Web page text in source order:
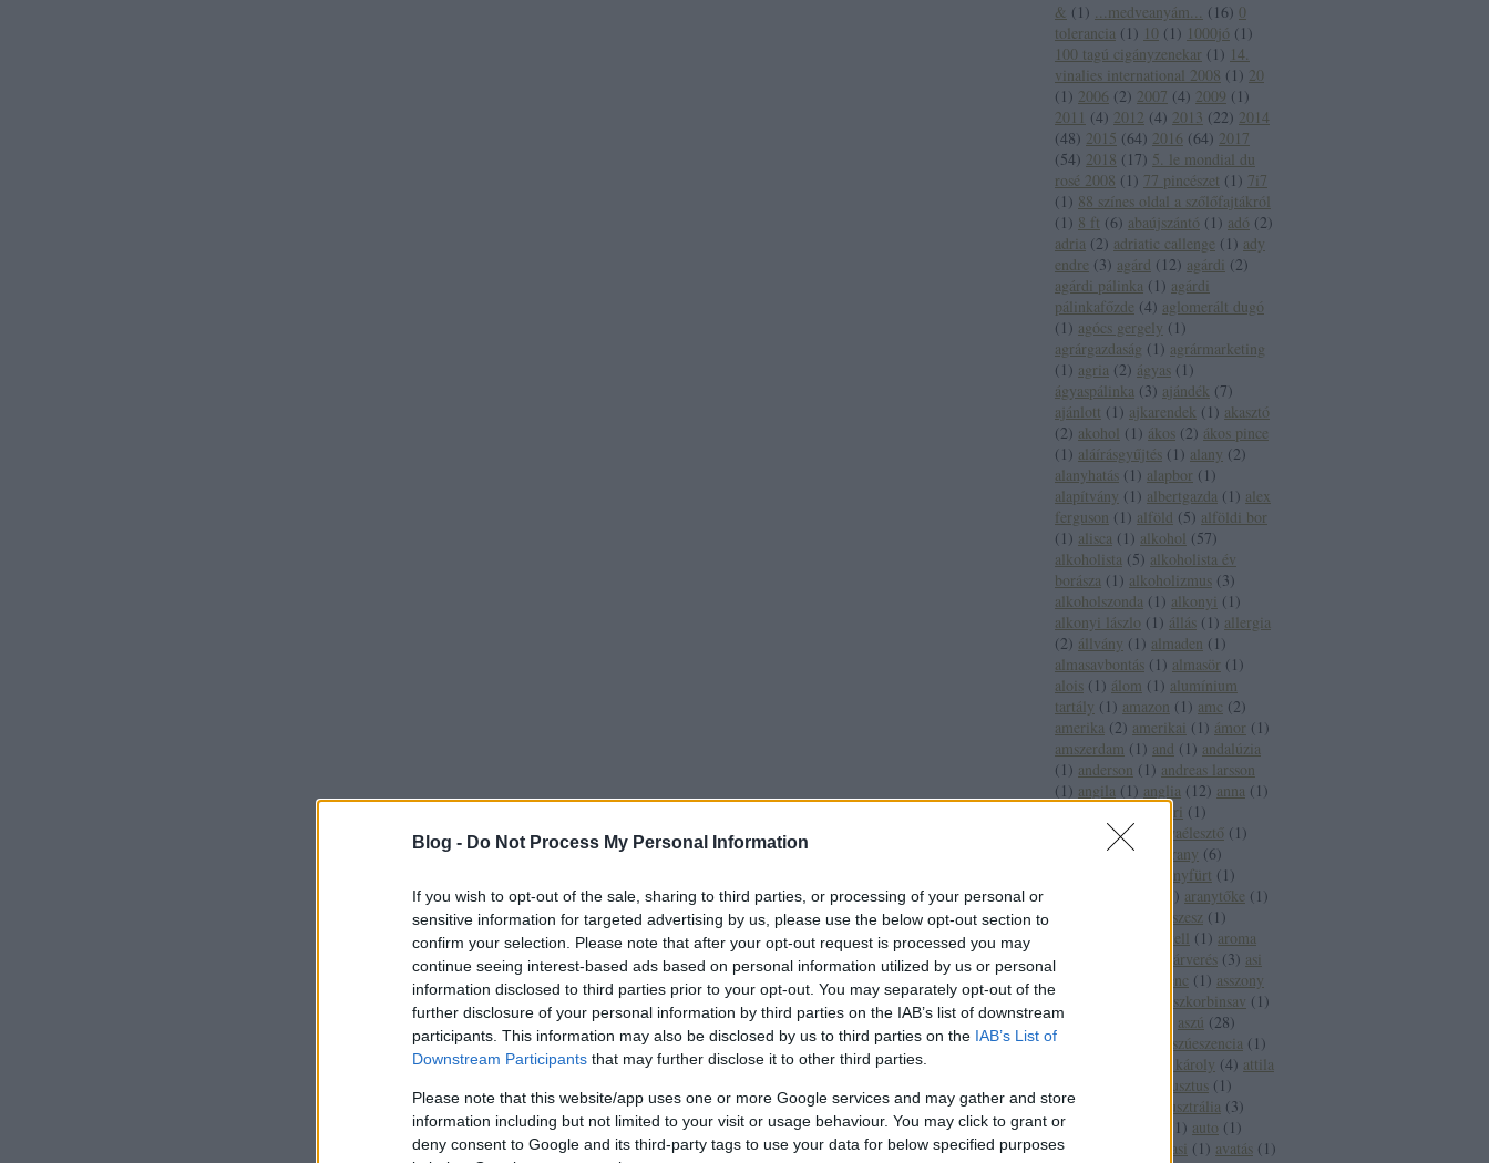
Blog - Do Not Process My Personal Information
If you wish to opt-out of the sale, sharing to third parties, or processing of your personal or
sensitive information for targeted advertising by us, please use the below opt-out section to
confirm your selection. Please note that after your opt-out request is processed you may
continue seeing interest-based ads based on personal information utilized by us or personal
information disclosed to third parties prior to your opt-out. You may separately opt-out of the
further disclosure of your personal information by third parties on the IAB’s list of downstream
participants. This information may also be disclosed by us to third parties on the IAB’s List of
Downstream Participants that may further disclose it to other third parties.
Please note that this website/app uses one or more Google services and may gather and store
information including but not limited to your visit or usage behaviour. You may click to grant or
deny consent to Google and its third-party tags to use your data for below specified purposes
& ( 1 ) ...medveanyám... ( 16) 0
tolerancia ( 1 ) 10 ( 1 ) 1000jó ( 1 )
100 tagú cigányzenekar ( 1 ) 14.
vinalies international 2008 ( 1 ) 20
( 1 ) 2006 (2) 2007 (4) 2009 ( 1 )
2011 (4) 2012 (4) 2013 (22) 2014
(48) 2015 (64) 2016 (64) 2017
(54) 2018 ( 17) 5. le mondial du
rosé 2008 ( 1 ) 77 pincészet ( 1 ) 7i7
( 1 ) 88 színes oldal a szőlőfajtákról
( 1 ) 8 ft (6) abaújszántó ( 1 ) adó (2)
adria (2) adriatic callenge ( 1 ) ady
endre (3) agárd ( 12) agárdi (2)
agárdi pálinka ( 1 ) agárdi
pálinkafőzde (4) aglomerált dugó
( 1 ) agócs gergely ( 1 )
agrárgazdaság ( 1 ) agrármarketing
( 1 ) agria (2) ágyas ( 1 )
ágyaspálinka (3) ajándék (7)
ajánlott ( 1 ) ajkarendek ( 1 ) akasztó
(2) akohol ( 1 ) ákos (2) ákos pince
( 1 ) aláírásgyűjtés ( 1 ) alany (2)
alanyhatás ( 1 ) alapbor ( 1 )
alapítvány ( 1 ) albertgazda ( 1 ) alex
ferguson ( 1 ) alföld (5) alföldi bor
( 1 ) alisca ( 1 ) alkohol (57)
alkoholista (5) alkoholista év
borásza ( 1 ) alkoholizmus (3)
alkoholszonda ( 1 ) alkonyi ( 1 )
alkonyi lászlo ( 1 ) állás ( 1 ) allergia
(2) állvány ( 1 ) almaden ( 1 )
almasavbontás ( 1 ) almasör ( 1 )
alois ( 1 ) álom ( 1 ) alumínium
tartály ( 1 ) amazon ( 1 ) amc (2)
amerika (2) amerikai ( 1 ) ámor ( 1 )
amszerdam ( 1 ) and ( 1 ) andalúzia
( 1 ) anderson ( 1 ) andreas larsson
( 1 ) angila ( 1 ) anglia ( 12) anna ( 1 )
antinori ( 1 )
antioxidáns ( anyaélesztő ( 1 )
apeh arany (6)
aranyfürt ( 1 )
) aranytőke ( 1 )
arcszesz ( 1 )
árkartell ( 1 ) aroma
(
árverés (3) asi
assisi szent ferenc ( 1 ) asszony
aszkorbinsav ( 1 )
asztala
aszú (28)
aszúesszencia
aszúeszencia ( 1 )
áts károly (4) attila
augusztus ( 1 )
augusztus 20
ausztrália (3)
ausztria
1 ) auto ( 1 )
autoverseny
avasi ( 1 ) avatás ( 1 )